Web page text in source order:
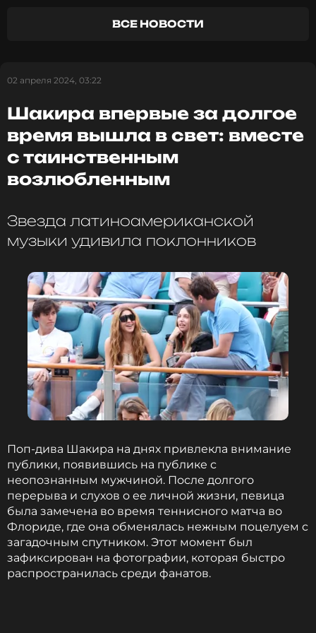
Музыкант, Певица, Продюсер, Автор,
ФОТО: ТАСС
Читайте нас в Одноклассниках,
чтобы оставаться в курсе событий
ССЫЛКА
ВСЕ НОВОСТИ
02 апреля 2024, 03:22
Шакира впервые за долгое
время вышла в свет: вместе
с таинственным
возлюбленным
Звезда латиноамериканской
музыки удивила поклонников
Поп-дива Шакира на днях привлекла внимание
публики, появившись на публике с
неопознанным мужчиной. После долгого
перерыва и слухов о ее личной жизни, певица
была замечена во время теннисного матча во
Флориде, где она обменялась нежным поцелуем с
загадочным спутником. Этот момент был
зафиксирован на фотографии, которая быстро
распространилась среди фанатов.